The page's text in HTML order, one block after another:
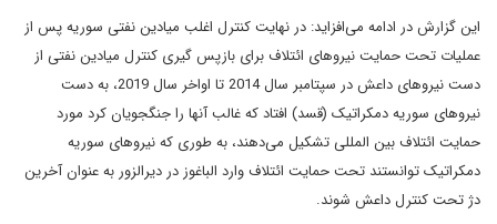
این گزارش در ادامه می‌افزاید: در نهایت کنترل اغلب میادین نفتی سوریه پس از
عملیات تحت حمایت نیروهای ائتلاف برای بازپس گیری کنترل میادین نفتی از
دست نیروهای داعش در سپتامبر سال 2014 تا اواخر سال 2019، به دست
نیروهای سوریه دمکراتیک (قسد) افتاد که غالب آنها را جنگجویان کرد مورد
حمایت ائتلاف بین المللی تشکیل می‌دهند، به طوری که نیروهای سوریه
دمکراتیک توانستند تحت حمایت ائتلاف وارد الباغوز در دیرالزور به عنوان آخرین
دژ تحت کنترل داعش شوند.